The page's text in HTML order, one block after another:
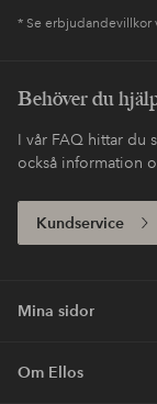
* Se erbjudandevillkor
Behöver du
I vår FAQ hittar du
också information
Kundservice
Mina sidor
Om Ellos